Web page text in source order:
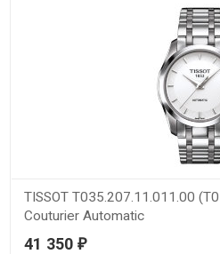
TISSOT T035.207.11.011.00
Couturier Automatic
41 350 ₽